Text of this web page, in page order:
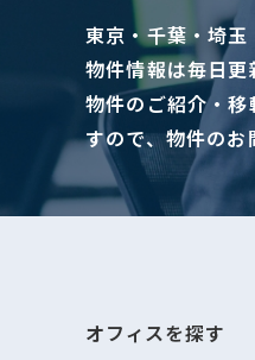
東京・千葉・埼玉
物件情報は毎日更
物件のご紹介・
すので、物件のお
オフィスを探す